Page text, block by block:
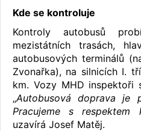
Kde se kontroluje
Kontroly autobusů
mezistátních trasách,
autobusových terminálů
Zvonařka), na silnicích I.
km. Vozy MHD inspektoři
„Autobusová doprava je
Pracujeme s
uzavírá Josef Matěj.